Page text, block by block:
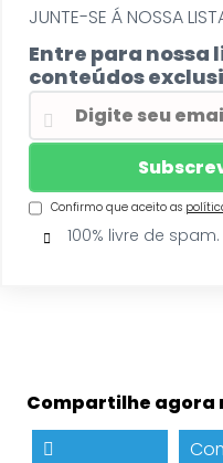
JUNTE-SE Á NOSSA
Entre para nossa
conteúdos
Confirmo que aceito as
100% livre de spam.
Compartilhe agora